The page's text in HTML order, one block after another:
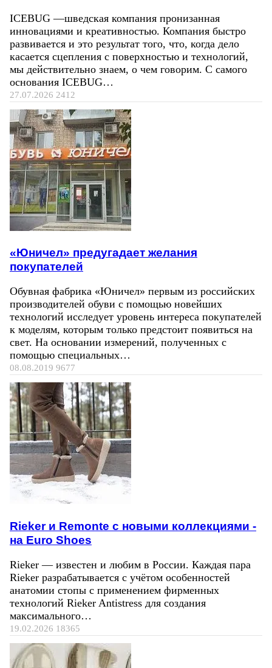
ICEBUG —шведская компания пронизанная
инновациями и креативностью. Компания быстро
развивается и это результат того, что, когда дело
касается сцепления с поверхностью и технологий,
мы действительно знаем, о чем говорим. С самого
основания ICEBUG…
27.07.2026 2412
«Юничел» предугадает желания
покупателей
Обувная фабрика «Юничел» первым из российских
производителей обуви с помощью новейших
технологий исследует уровень интереса покупателей
к моделям, которым только предстоит появиться на
свет. На основании измерений, полученных с
помощью специальных…
08.08.2019 9677
Rieker и Remonte с новыми коллекциями -
на Euro Shoes
Rieker — известен и любим в России. Каждая пара
Rieker разрабатывается с учётом особенностей
анатомии стопы с применением фирменных
технологий Rieker Antistress для создания
максимального…
19.02.2026 18365